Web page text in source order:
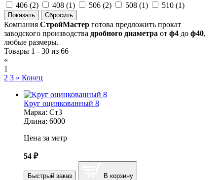
406 (2) 408 (1) 506 (2) 508 (1) 510 (1)
Компания СтройМастер готова предложить прокат
заводского производства дробного диаметра от ф4 до ф40,
любые размеры.
Товары 1 - 30 из 66
«
1
2 3 » Конец
Круг оцинкованный 8
Марка: Ст3
Длина: 6000
Цена за метр
54 ₽
Быстрый заказ В корзину